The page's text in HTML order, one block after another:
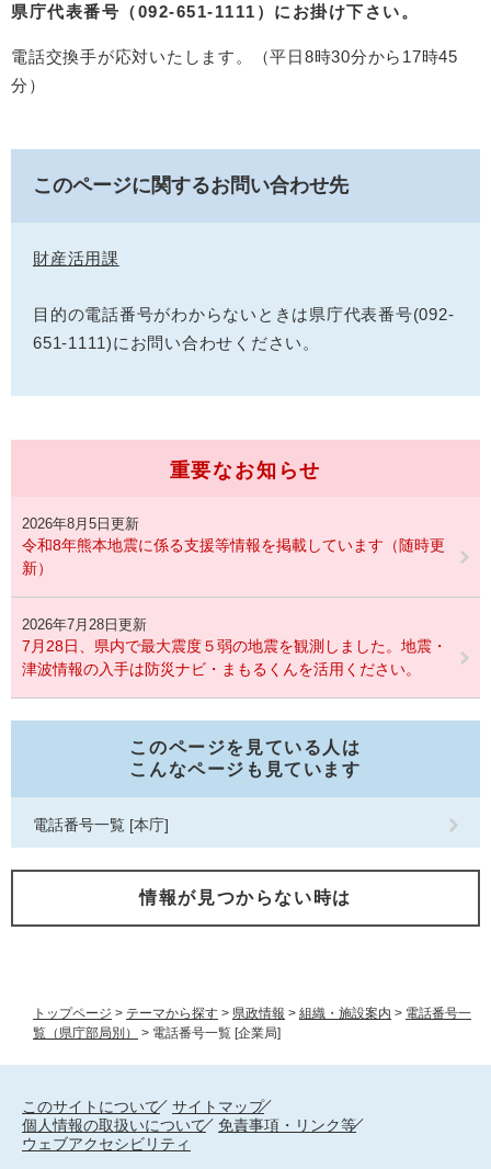
トップページ > テーマから探す > 県政情報 > 組織・施設案内 > 電話番号一
覧（県庁部局別）
> 電話番号一覧 [企業局]
県庁代表番号（092-651-1111）にお掛け下さい。
電話交換手が応対いたします。（平日8時30分から17時45
分）
このページに関するお問い合わせ先
財産活用課
目的の電話番号がわからないときは県庁代表番号(092-
651-1111)にお問い合わせください。
重要なお知らせ
2026年8月5日更新
令和8年熊本地震に係る支援等情報を掲載しています（随時更
新）
2026年7月28日更新
7月28日、県内で最大震度５弱の地震を観測しました。地震・
津波情報の入手は防災ナビ・まもるくんを活用ください。
このページを見ている人は
こんなページも見ています
電話番号一覧 [本庁]
情報が見つからない時は
このサイトについて
サイトマップ
個人情報の取扱いについて
免責事項・リンク等
ウェブアクセシビリティ